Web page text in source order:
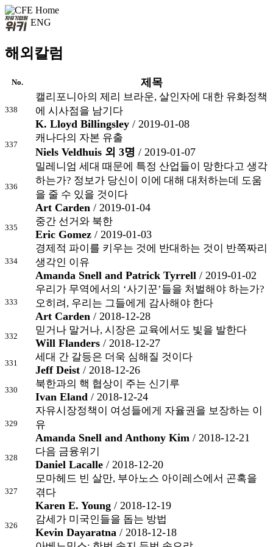
ENG
해외칼럼
No. 제목
338
캘리포니아의 제리 브라운, 살인자에 대한 유화정책
에 시사점을 남기다
K. Lloyd Billingsley / 2019-01-08
337
캐나다의 자본 유출
Niels Veldhuis 외 3명 / 2019-01-07
336
밀레니엄 세대 때문에 특정 산업들이 망한다고 생각
하는가? 정보가 당신이 이에 대해 대처하는데 도움
을 줄 수 있을 것이다
Art Carden / 2019-01-04
335
중간 선거와 북한
Eric Gomez / 2019-01-03
334
경제적 파이를 키우는 것에 반대하는 것이 반쪽짜리
생각인 이유
Amanda Snell and Patrick Tyrrell / 2019-01-02
333
우리가 무역에서의 ‘사기꾼’들을 처벌해야 하는가?
오히려, 우리는 그들에게 감사해야 한다
Art Carden / 2018-12-28
332
믿거나 말거나, 시장은 교육에서도 빛을 발한다
Will Flanders / 2018-12-27
331
세대 간 갈등은 더욱 심해질 것이다
Jeff Deist / 2018-12-26
330
북한과의 핵 협상이 주는 신기루
Ivan Eland / 2018-12-24
329
자유시장정책이 여성들에게 자율권을 보장하는 이
유
Amanda Snell and Anthony Kim / 2018-12-21
328
다음 금융위기
Daniel Lacalle / 2018-12-20
327
모마헤드 빈 살만, 부아노스 아이레스에서 곤혹을
겪다
Karen E. Young / 2018-12-19
326
감세가 미국인들을 돕는 방법
Kevin Dayaratna / 2018-12-18